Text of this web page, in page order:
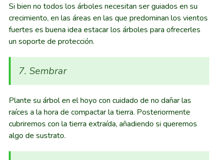
Si bien no todos los árboles necesitan ser guiados en su
crecimiento, en las áreas en las que predominan los vientos
fuertes es buena idea estacar los árboles para ofrecerles
un soporte de protección.
7. Sembrar
Plante su árbol en el hoyo con cuidado de no dañar las
raíces a la hora de compactar la tierra. Posteriormente
cubriremos con la tierra extraída, añadiendo si queremos
algo de sustrato.